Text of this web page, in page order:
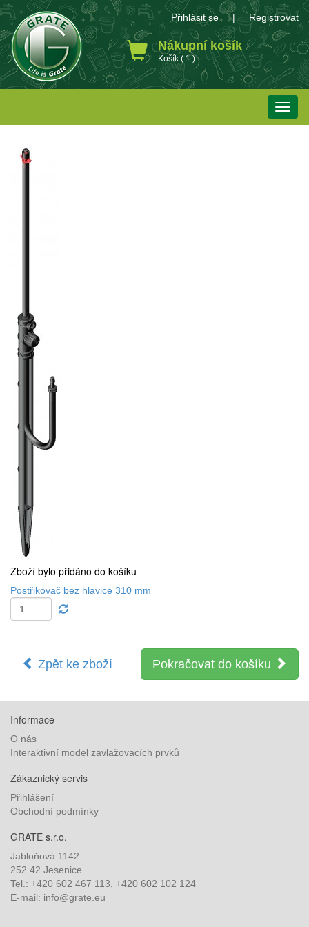
Přihlásit se | Registrovat
Nákupní košík
Košík ( 1 )
Toggle
Zboží bylo přidáno do košíku
Postřikovač bez hlavice 310 mm
Zpět ke zboží Pokračovat do košíku
Informace
O nás
Interaktivní model zavlažovacích prvků
Zákaznický servis
Přihlášení
Obchodní podmínky
GRATE s.r.o.
Jabloňová 1142
252 42 Jesenice
Tel.: +420 602 467 113, +420 602 102 124
E-mail: info@grate.eu